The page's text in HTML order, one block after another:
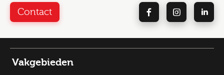
Contact
Vakgebieden